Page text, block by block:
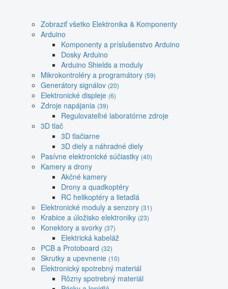
Zobraziť všetko Elektronika & Komponenty
Arduino
Komponenty a príslušenstvo Arduino
Dosky Arduino
Arduino Shields a moduly
Mikrokontroléry a programátory (59)
Generátory signálov (20)
Elektronické displeje (6)
Zdroje napájania (39)
Regulovateľné laboratórne zdroje
3D tlač
3D tlačiarne
3D diely a náhradné diely
Pasívne elektronické súčiastky (40)
Kamery a drony
Akčné kamery
Drony a quadkoptéry
RC helikoptéry a lietadlá
Elektronické moduly a senzory (31)
Krabice a úložisko elektroniky (23)
Konektory a svorky (37)
Elektrická kabeláž
PCB a Protoboard (32)
Skrutky a upevnenie (10)
Elektronický spotrebný materiál
Rôzny spotrebný materiál